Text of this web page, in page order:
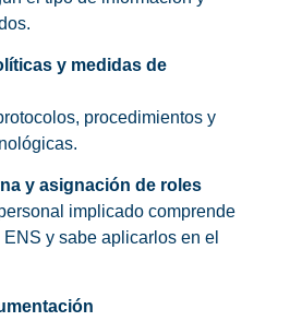
y medidas de
procedimientos y
y asignación de roles
implicado comprende
y sabe aplicarlos en el